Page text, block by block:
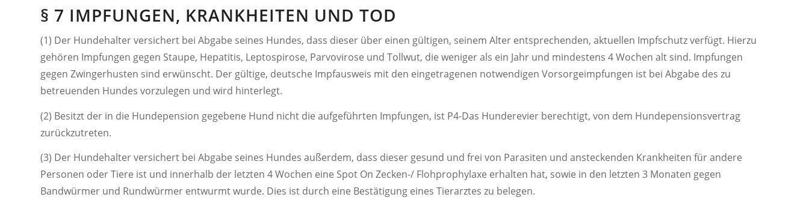
§ 7 IMPFUNGEN, KRANKHEITEN UND TOD
(1) Der Hundehalter versichert bei Abgabe seines Hundes, dass dieser über einen gültigen, seinem Alter entsprechenden, aktuellen Impfschutz verfügt. Hierzu
gehören Impfungen gegen Staupe, Hepatitis, Leptospirose, Parvovirose und Tollwut, die weniger als ein Jahr und mindestens 4 Wochen alt sind. Impfungen
gegen Zwingerhusten sind erwünscht. Der gültige, deutsche Impfausweis mit den eingetragenen notwendigen Vorsorgeimpfungen ist bei Abgabe des zu
betreuenden Hundes vorzulegen und wird hinterlegt.
(2) Besitzt der in die Hundepension gegebene Hund nicht die aufgeführten Impfungen, ist P4-Das Hunderevier berechtigt, von dem Hundepensionsvertrag
zurückzutreten.
(3) Der Hundehalter versichert bei Abgabe seines Hundes außerdem, dass dieser gesund und frei von Parasiten und ansteckenden Krankheiten für andere
Personen oder Tiere ist und innerhalb der letzten 4 Wochen eine Spot On Zecken-/ Flohprophylaxe erhalten hat, sowie in den letzten 3 Monaten gegen
Bandwürmer und Rundwürmer entwurmt wurde. Dies ist durch eine Bestätigung eines Tierarztes zu belegen.